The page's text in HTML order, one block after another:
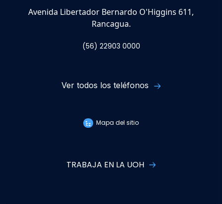
Avenida Libertador Bernardo O'Higgins 611,
Rancagua.
(56) 22903 0000
Ver todos los teléfonos
Mapa del sitio
TRABAJA EN LA UOH